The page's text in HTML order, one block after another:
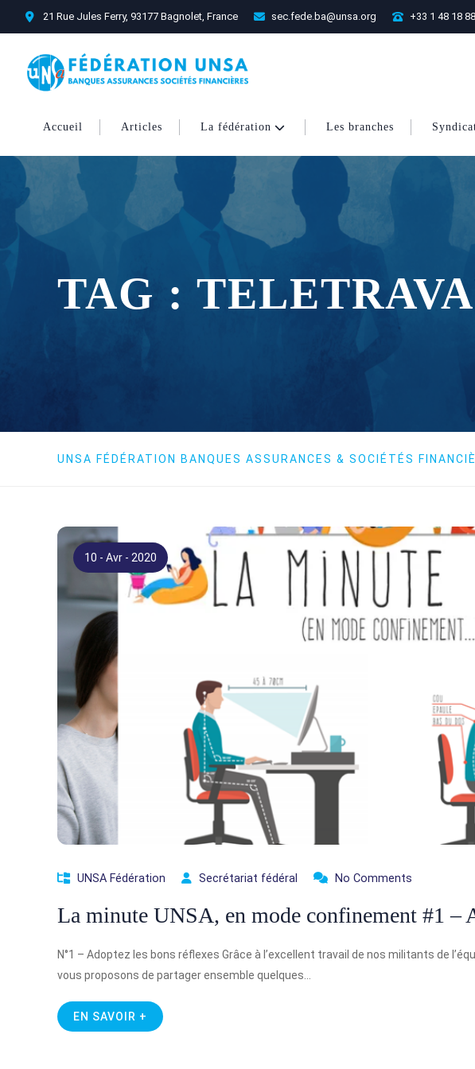
21 Rue Jules Ferry, 93177 Bagnolet, France sec.fede.ba@unsa.org +33 1 48 18
Accueil Articles La fédération Les branches
TAG :
UNSA FÉDÉRATION BANQUES ASSURANCES & SOCIÉTÉS
10 - Avr - 2020
UNSA Fédération Secrétariat fédéral No Comments
La minute UNSA, en mode confinement #1 –
N°1 – Adoptez les bons réflexes Grâce à l’excellent travail de nos militants de
vous proposons de partager ensemble quelques…
EN SAVOIR +